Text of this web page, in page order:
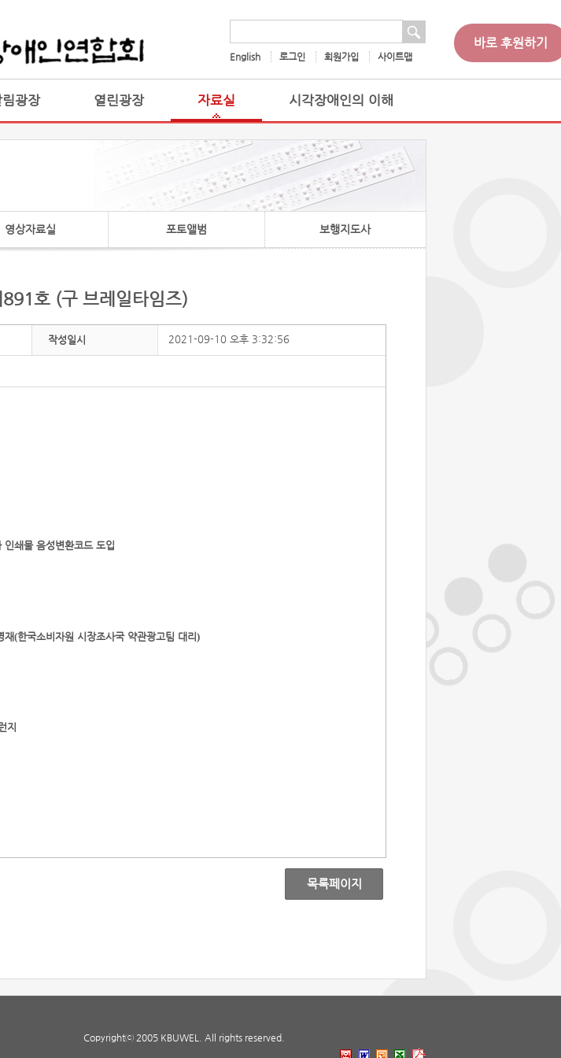
English 로그인 회원가입 사이트맵
바로 후원하기
림광장 열린광장 자료실 시각장애인의 이해
영상자료실 포토앨범 보행지도사
891호 (구 브레일타임즈)
작성일시 2021-09-10 오후 3:32:56
인쇄물 음성변환코드 도입
재(한국소비자원 시장조사국 약관광고팀 대리)
지
목록페이지
Copyrightⓒ 2005 KBUWEL. All rights reserved.